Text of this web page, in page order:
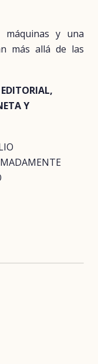
y una
más allá de las
Y